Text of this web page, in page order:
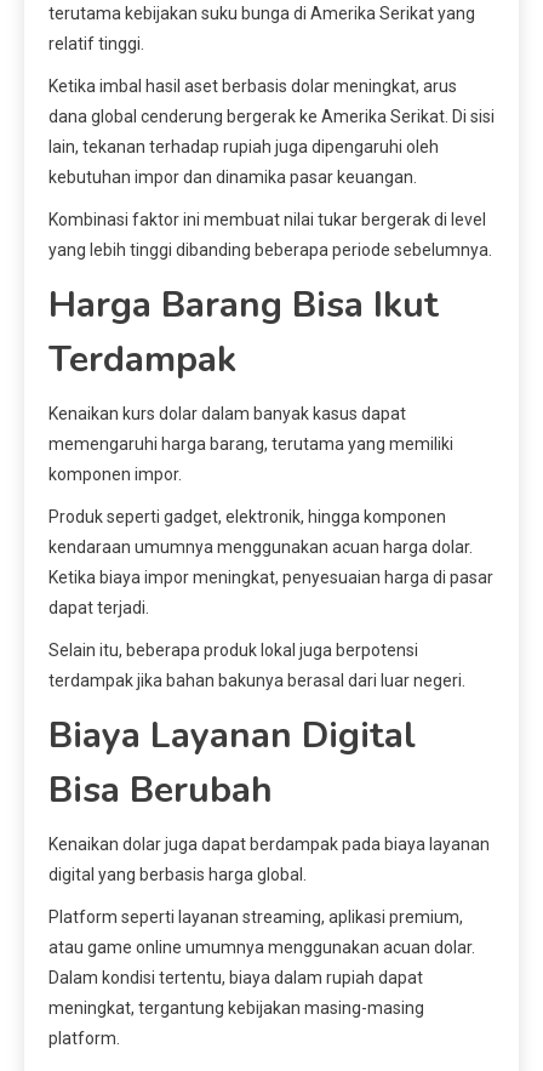
terutama kebijakan suku bunga di Amerika Serikat yang
relatif tinggi.
Ketika imbal hasil aset berbasis dolar meningkat, arus
dana global cenderung bergerak ke Amerika Serikat. Di sisi
lain, tekanan terhadap rupiah juga dipengaruhi oleh
kebutuhan impor dan dinamika pasar keuangan.
Kombinasi faktor ini membuat nilai tukar bergerak di level
yang lebih tinggi dibanding beberapa periode sebelumnya.
Harga Barang Bisa Ikut
Terdampak
Kenaikan kurs dolar dalam banyak kasus dapat
memengaruhi harga barang, terutama yang memiliki
komponen impor.
Produk seperti gadget, elektronik, hingga komponen
kendaraan umumnya menggunakan acuan harga dolar.
Ketika biaya impor meningkat, penyesuaian harga di pasar
dapat terjadi.
Selain itu, beberapa produk lokal juga berpotensi
terdampak jika bahan bakunya berasal dari luar negeri.
Biaya Layanan Digital
Bisa Berubah
Kenaikan dolar juga dapat berdampak pada biaya layanan
digital yang berbasis harga global.
Platform seperti layanan streaming, aplikasi premium,
atau game online umumnya menggunakan acuan dolar.
Dalam kondisi tertentu, biaya dalam rupiah dapat
meningkat, tergantung kebijakan masing-masing
platform.